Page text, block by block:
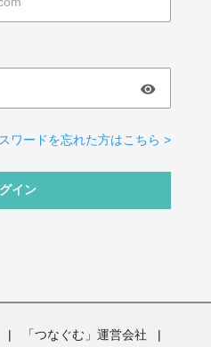
ワードを忘れた方はこちら >
イン
| 「つなぐむ」運営会社 |